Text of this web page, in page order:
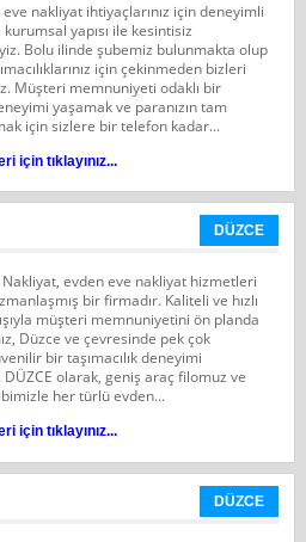
nakliyat ihtiyaçlarınız için deneyimli
kurumsal yapısı ile kesintisiz
Bolu ilinde şubemiz bulunmakta olup
için çekinmeden bizleri
Müşteri memnuniyeti odaklı bir
yaşamak ve paranızın tam
için sizlere bir telefon kadar...
için tıklayınız...
DÜZCE
evden eve nakliyat hizmetleri
bir firmadır. Kaliteli ve hızlı
müşteri memnuniyetini ön planda
Düzce ve çevresinde pek çok
bir taşımacılık deneyimi
DÜZCE olarak, geniş araç filomuz ve
her türlü evden...
için tıklayınız...
DÜZCE